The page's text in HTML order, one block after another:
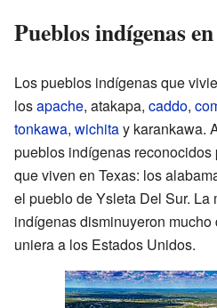
Pueblos indígenas
Los pueblos indígenas que
losapache, atakapa, caddo,
tonkawa, wichitay karankawa.
pueblos indígenas reconocidos
que viven en Texas: los
el pueblo de Ysleta Del Sur. La
indígenas disminuyeron
uniera a los Estados Unidos.